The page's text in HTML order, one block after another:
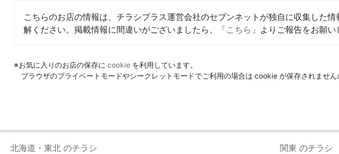
こちらのお店の情報は、チラシプラス運営会社のセブンネットが独自に収集した
解ください。掲載情報に間違いがございましたら、「こちら 」よりご報告をお願い
※お気に入りのお店の保存に cookie を利用しています。
ブラウザのプライベートモードやシークレットモードでご利用の場合は cookie が保存されません
北海道・東北 のチラシ 関東 のチラシ